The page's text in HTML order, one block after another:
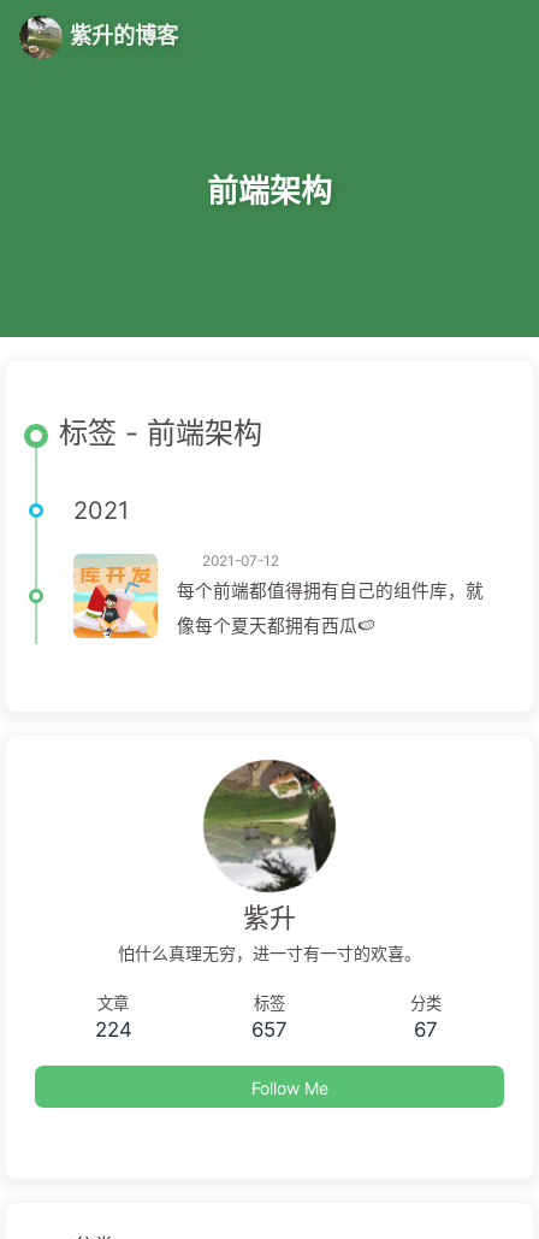
紫升的博客
前端架构
标签 - 前端架构
2021
2021-07-12
每个前端都值得拥有自己的组件库，就
像每个夏天都拥有西瓜🍉
紫升
怕什么真理无穷，进一寸有一寸的欢喜。
文章
224
标签
657
分类
67
Follow Me